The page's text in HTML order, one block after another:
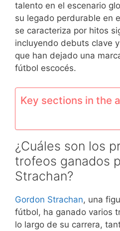
talento en el escenario
su legado perdurable en
se caracteriza por hitos
incluyendo debuts clave
que han dejado una
fútbol escocés.
Key sections in the
¿Cuáles son los
trofeos ganados
Strachan?
Gordon Strachan, una
fútbol, ha ganado varios
lo largo de su carrera,